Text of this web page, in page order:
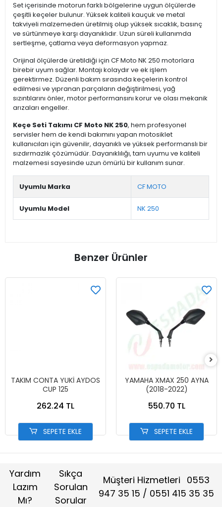
Set içerisinde motorun farklı bölgelerine uygun ölçülerde
çeşitli keçeler bulunur. Yüksek kaliteli kauçuk ve metal
takviyeli malzemeden üretilmiş olup yüksek sıcaklık, basınç
ve sürtünmeye karşı dayanıklıdır. Uzun süreli kullanımda
sertleşme, çatlama veya deformasyon yapmaz.
Orijinal ölçülerde üretildiği için CF Moto NK 250 motorlara
birebir uyum sağlar. Montajı kolaydır ve ek işlem
gerektirmez. Düzenli bakım sırasında keçelerin kontrol
edilmesi ve yıpranan parçaların değiştirilmesi, yağ
sızıntılarını önler, motor performansını korur ve olası mekanik
arızaları engeller.
Keçe Seti Takımı CF Moto NK 250, hem profesyonel
servisler hem de kendi bakımını yapan motosiklet
kullanıcıları için güvenilir, dayanıklı ve yüksek performanslı bir
sızdırmazlık çözümüdür. Dayanıklılığı, tam uyumu ve kaliteli
malzemesi sayesinde uzun ömürlü bir kullanım sunar.
Uyumlu Marka CF MOTO
Uyumlu Model NK 250
Benzer Ürünler
TAKIM CONTA YUKİ AYDOS
CUP 125
262.24 TL
SEPETE EKLE
YAMAHA XMAX 250 AYNA
(2018-2022)
550.70 TL
SEPETE EKLE
Yardım
Lazım
Mı?
Sıkça
Sorulan
Sorular
Müşteri Hizmetleri 0553
947 35 15 / 0551 415 35 35